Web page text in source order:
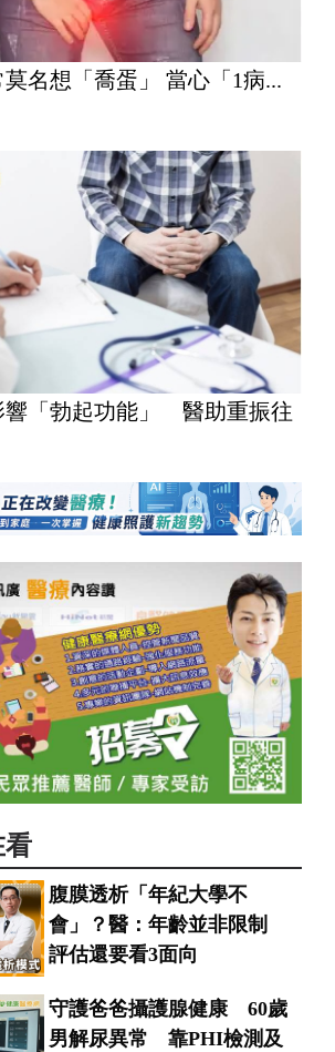
男性注意！常莫名想「喬蛋」 當心「1病...
響「勃起功能」 醫助重振往
看
腹膜透析「年紀大學不
會」？醫：年齡並非限制
評估還要看3面向
守護爸爸攝護腺健康 60歲
男解尿異常 靠PHI檢測及